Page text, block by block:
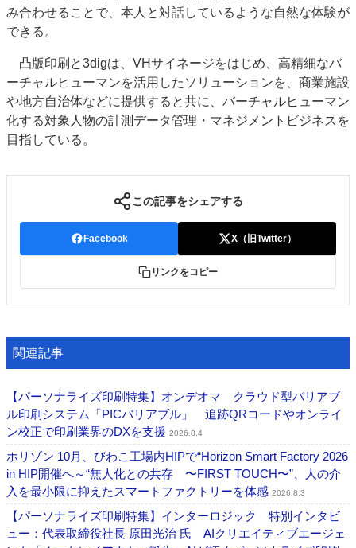
み合わせることで、本人と対話しているような自然な体験が
できる。
凸版印刷と3digは、VHサイネージをはじめ、高精細なバ
ーチャルヒューマンを活用したソリューションを、商業施設
や地方自治体などに提供すると共に、バーチャルヒューマン
化する対象人物の計測データ管理・マネジメントビジネスを
目指している。
この記事をシェアする
Facebook X（旧Twitter）
リンクをコピー
関連記事
【パーソナライズ印刷特集】オンデオマ クラウド型バリアブ
ル印刷システム「PICバリアブル」 追跡QRコードやオンライ
ン校正で印刷業界のDXを支援 2026.8.4
ホリゾン 10月、びわこ工場内HIPで“Horizon Smart Factory 2026
in HIP開催へ～“無人化との共存 〜FIRST TOUCH〜”、人の介
入を最小限に抑えたスマートファクトリーを体感 2026.8.3
【パーソナライズ印刷特集】インターロジック 特別インタビ
ュー：代表取締役社長 原田光治 氏 AIクリエイティブエージェ